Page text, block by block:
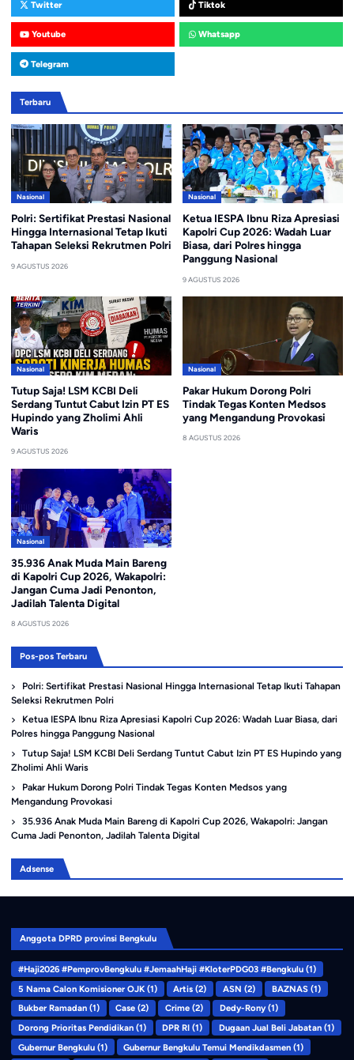
Twitter Tiktok
Youtube Whatsapp
Telegram
Terbaru
Nasional
Polri: Sertifikat Prestasi Nasional
Hingga Internasional Tetap Ikuti
Tahapan Seleksi Rekrutmen Polri
9 AGUSTUS 2026
Nasional
Ketua IESPA Ibnu Riza Apresiasi
Kapolri Cup 2026: Wadah Luar
Biasa, dari Polres hingga
Panggung Nasional
9 AGUSTUS 2026
Nasional
Tutup Saja! LSM KCBI Deli
Serdang Tuntut Cabut Izin PT ES
Hupindo yang Zholimi Ahli
Waris
9 AGUSTUS 2026
Nasional
Pakar Hukum Dorong Polri
Tindak Tegas Konten Medsos
yang Mengandung Provokasi
8 AGUSTUS 2026
Nasional
35.936 Anak Muda Main Bareng
di Kapolri Cup 2026, Wakapolri:
Jangan Cuma Jadi Penonton,
Jadilah Talenta Digital
8 AGUSTUS 2026
Pos-pos Terbaru
Polri: Sertifikat Prestasi Nasional Hingga Internasional Tetap Ikuti Tahapan
Seleksi Rekrutmen Polri
Ketua IESPA Ibnu Riza Apresiasi Kapolri Cup 2026: Wadah Luar Biasa, dari
Polres hingga Panggung Nasional
Tutup Saja! LSM KCBI Deli Serdang Tuntut Cabut Izin PT ES Hupindo yang
Zholimi Ahli Waris
Pakar Hukum Dorong Polri Tindak Tegas Konten Medsos yang
Mengandung Provokasi
35.936 Anak Muda Main Bareng di Kapolri Cup 2026, Wakapolri: Jangan
Cuma Jadi Penonton, Jadilah Talenta Digital
Adsense
Anggota DPRD provinsi Bengkulu
#Haji2026 #PemprovBengkulu #JemaahHaji #KloterPDG03 #Bengkulu(1)
5 Nama Calon Komisioner OJK(1) Artis (2) ASN (2) BAZNAS (1)
Bukber Ramadan(1) Case (2) Crime (2) Dedy-Rony(1)
Dorong Prioritas Pendidikan(1) DPR RI (1) Dugaan Jual Beli Jabatan (1)
Gubernur Bengkulu(1) Gubernur Bengkulu Temui Mendikdasmen (1)